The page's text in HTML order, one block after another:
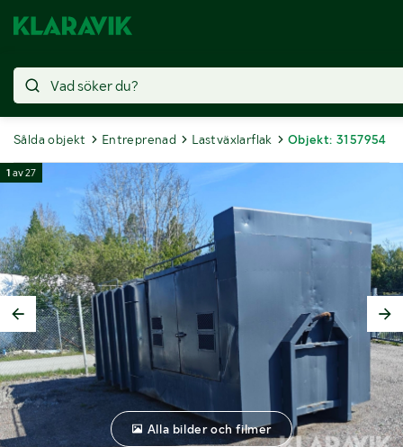
Sålda objekt Entreprenad Lastväxlarflak Objekt: 3157954
1 av27
Alla bilder och filmer